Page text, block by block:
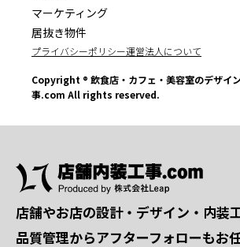
マーケティング
居抜き物件
プライバシーポリシー運営法人について
Copyright ® 飲食店・カフェ・美容室のデザイ
事.com All rights reserved.
店舗やお店の設計・デザイン・内装
品質管理からアフターフォローもお